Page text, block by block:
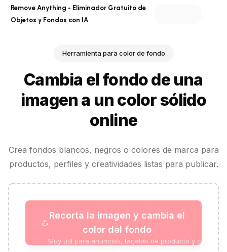
Remove Anything - Eliminador Gratuito de
Objetos y Fondos con IA
Herramienta para color de fondo
Cambia el fondo de una
imagen a un color sólido
online
Crea fondos blancos, negros o colores de marca para
productos, perfiles y creatividades listas para publicar.
Recorta la imagen y cambia el
color del fondo
Muy útil para anuncios, tarjetas de producto y